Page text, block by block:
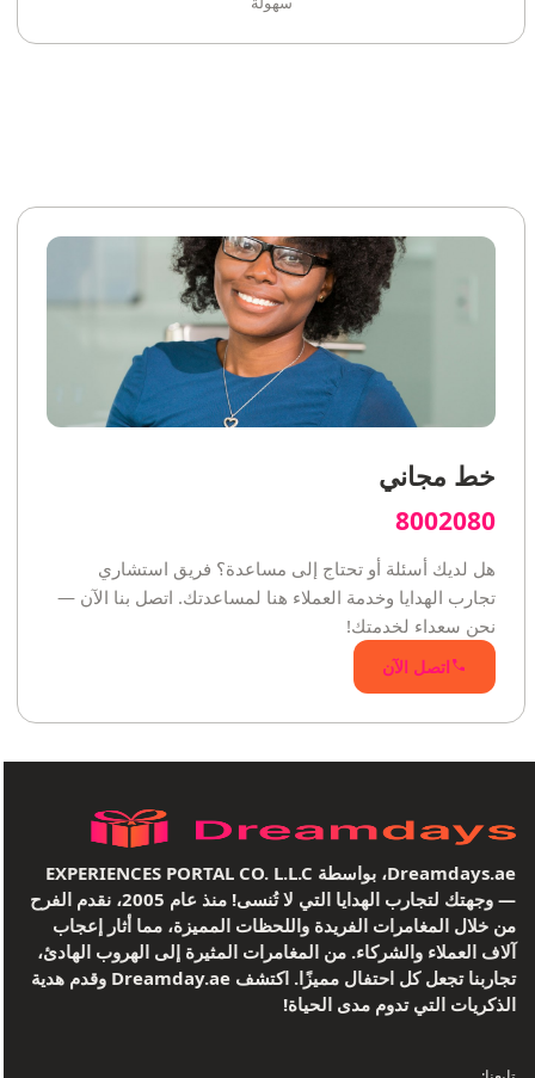
خط مجاني
8002080
هل لديك أسئلة أو تحتاج إلى مساعدة؟ فريق استشاري
تجارب الهدايا وخدمة العملاء هنا لمساعدتك. اتصل بنا الآن —
نحن سعداء لخدمتك!
اتصل الآن
Dreamdays.ae، بواسطة EXPERIENCES PORTAL CO. L.L.C
— وجهتك لتجارب الهدايا التي لا تُنسى! منذ عام 2005، نقدم الفرح
من خلال المغامرات الفريدة واللحظات المميزة، مما أثار إعجاب
آلاف العملاء والشركاء. من المغامرات المثيرة إلى الهروب الهادئ،
تجاربنا تجعل كل احتفال مميزًا. اكتشف Dreamday.ae وقدم هدية
الذكريات التي تدوم مدى الحياة!